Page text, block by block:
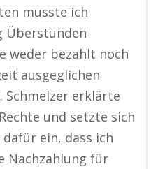
musste ich
Überstunden
weder bezahlt noch
ausgeglichen
Schmelzer erklärte
und setzte sich
ein, dass ich
Nachzahlung für